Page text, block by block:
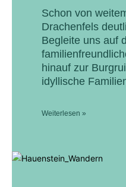
Schon von
Drachenfels
Begleite uns auf
hinauf zur
idyllische
Weiterlesen »